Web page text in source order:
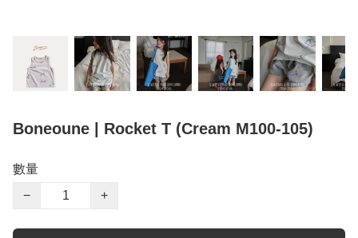
Boneoune | Rocket T (Cream M100-105)
數量
−
+